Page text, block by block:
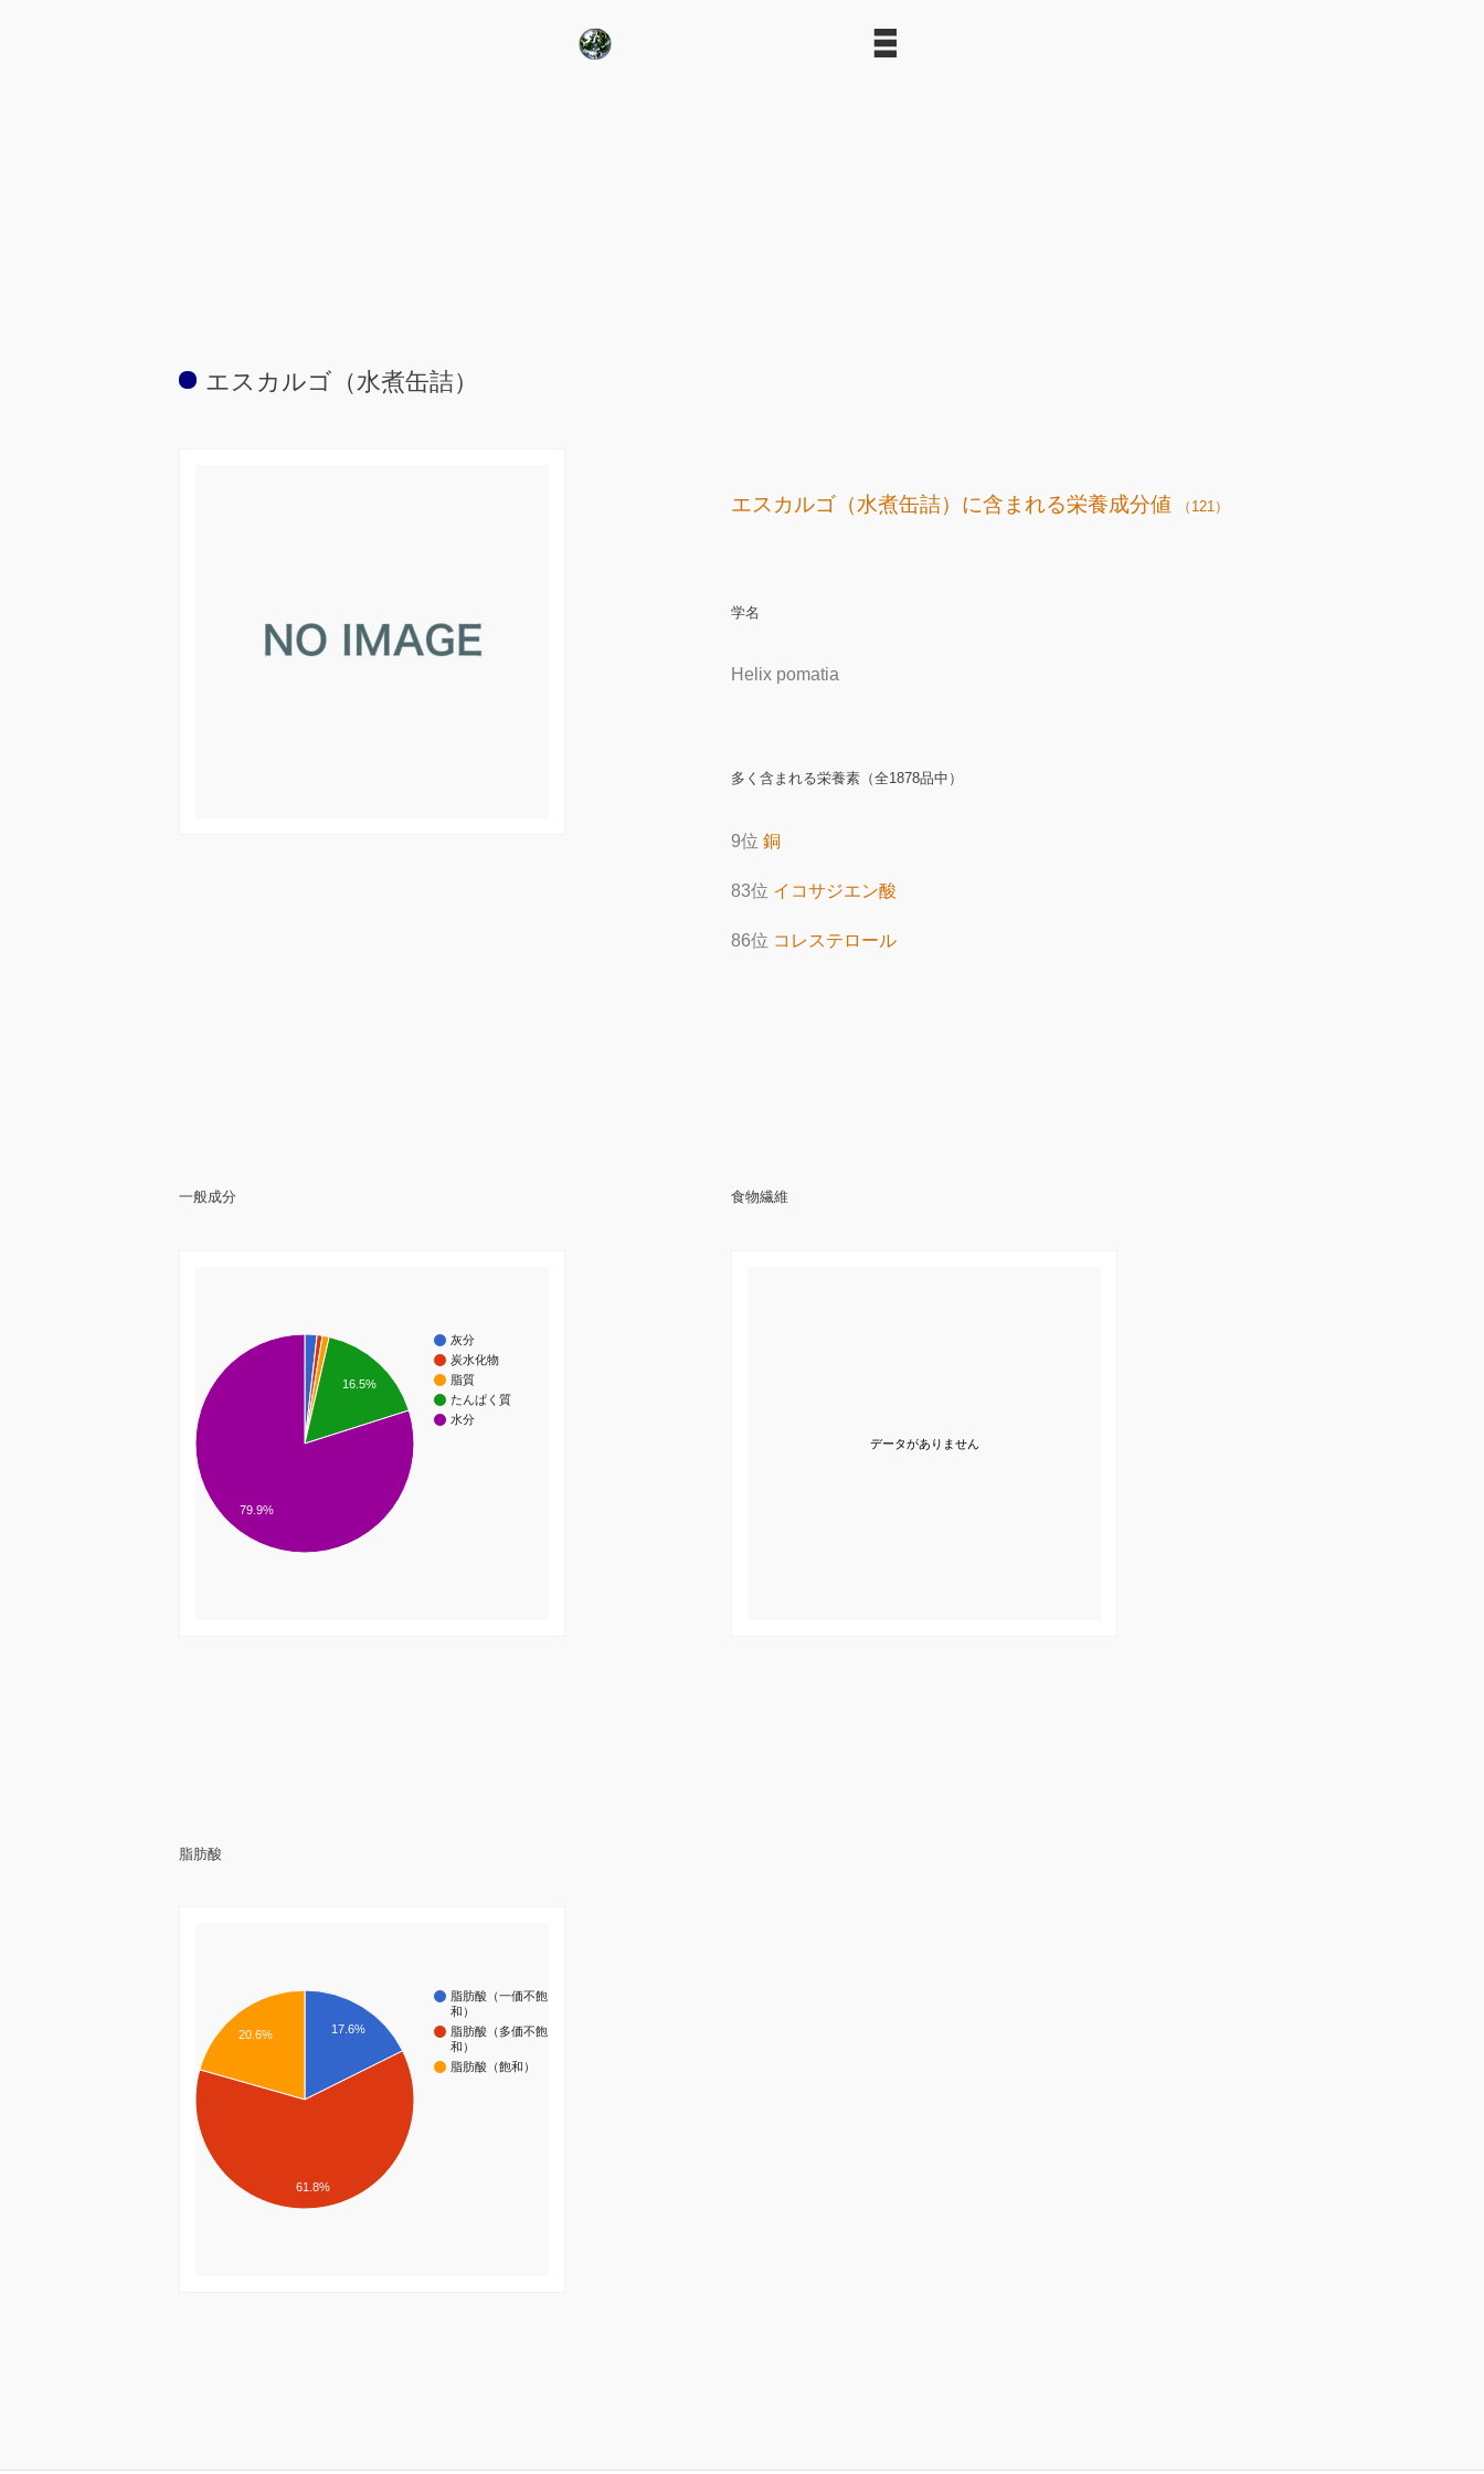
エスカルゴ（水煮缶詰）
エスカルゴ（水煮缶詰）に含まれる栄養成分値 （121）
学名
Helix pomatia
多く含まれる栄養素（全1878品中）
9位 銅
83位 イコサジエン酸
86位 コレステロール
一般成分
灰分
炭水化物
脂質
たんぱく質
水分
16.5%
79.9%
食物繊維
データがありません
脂肪酸
脂肪酸（一価不飽
和）
脂肪酸（多価不飽
和）
脂肪酸（飽和）
17.6%
20.6%
61.8%